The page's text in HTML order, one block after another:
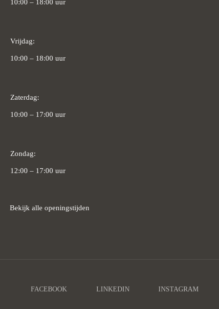
10:00 – 18:00 uur
Vrijdag:
10:00 – 18:00 uur
Zaterdag:
10:00 – 17:00 uur
Zondag:
12:00 – 17:00 uur
Bekijk alle openingstijden